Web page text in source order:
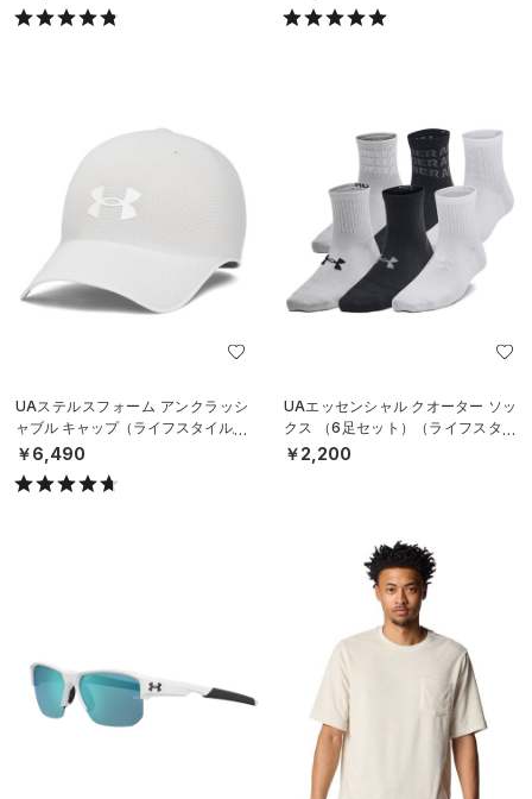
UAステルスフォーム アンクラッシ
ャブル キャップ（ライフスタイル/U
NISEX）
￥6,490
UAエッセンシャル クオーター ソッ
クス （6足セット）（ライフスタイ
ル/KIDS）
￥2,200